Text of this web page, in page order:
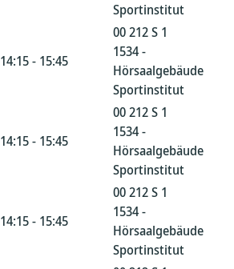
Sportinstitut
14:15 - 15:45
00 212 S 1
1534 -
Hörsaalgebäude
Sportinstitut
14:15 - 15:45
00 212 S 1
1534 -
Hörsaalgebäude
Sportinstitut
14:15 - 15:45
00 212 S 1
1534 -
Hörsaalgebäude
Sportinstitut